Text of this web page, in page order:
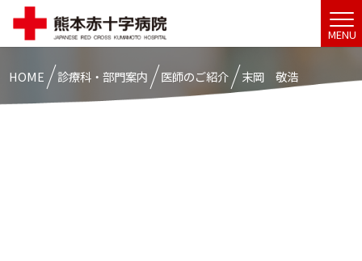
MENU
HOME 診療科・部門案内 医師のご紹介 末岡 敬浩